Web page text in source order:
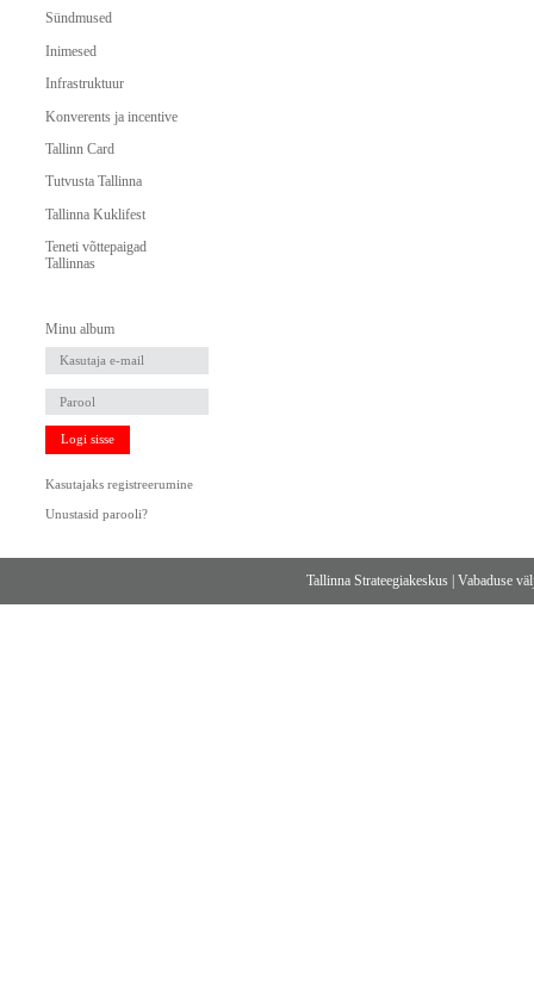
Sündmused
Inimesed
Infrastruktuur
Konverents ja incentive
Tallinn Card
Tutvusta Tallinna
Tallinna Kuklifest
Teneti võttepaigad
Tallinnas
Minu album
Logi sisse
Kasutajaks registreerumine
Unustasid parooli?
Tallinna Strateegiakeskus |Vabaduse